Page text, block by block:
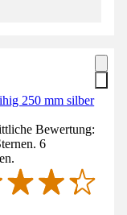
250 mm silber
Bewertung:
6